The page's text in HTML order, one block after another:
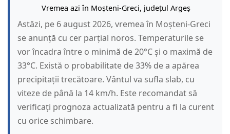
Vremea azi în Moșteni-Greci, județul Argeș
Astăzi, pe 6 august 2026, vremea în Moșteni-Greci
se anunță cu cer parțial noros. Temperaturile se
vor încadra între o minimă de 20°C și o maximă de
33°C. Există o probabilitate de 33% de a apărea
precipitații trecătoare. Vântul va sufla slab, cu
viteze de până la 14 km/h. Este recomandat să
verificați prognoza actualizată pentru a fi la curent
cu orice schimbare.